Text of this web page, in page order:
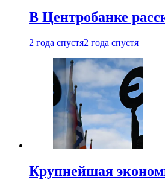
В Центробанке
2 года спустя2 года спустя
Крупнейшая